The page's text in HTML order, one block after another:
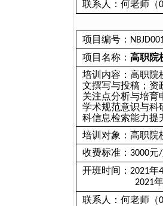
联系人：何老师（
项目编号：
项目名称： 高职院
培训内容：高职院
文撰写与投稿；资
关注点分析与培育
学术规范意识与科
科信息检索能力提
培训对象：高职院
收费标准： 3000元/
开班时间： 2021年4
2021年
联系人：何老师（